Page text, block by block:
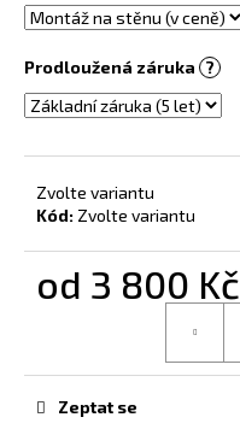
Prodloužená záruka ?
Zvolte variantu
Kód: Zvolte variantu
od 3 800 Kč
Zeptat se